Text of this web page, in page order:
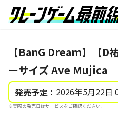
【BanG Dream】【D
ーサイズ Ave Mujica
発売予定： 2026年5月22日
※実際の発売日はサービスをご確認ください。